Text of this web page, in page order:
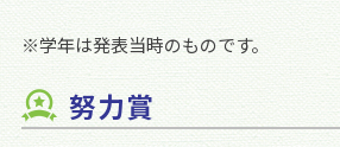
※学年は発表当時のものです。
努力賞